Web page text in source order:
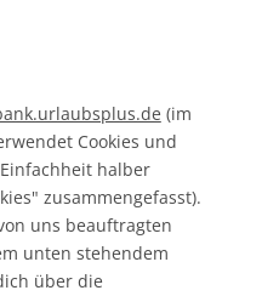
(im
Cookies und
halber
zusammengefasst).
uns beauftragten
unten stehendem
über die